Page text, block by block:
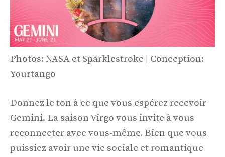
Photos: NASA et Sparklestroke | Conception:
Yourtango
Donnez le ton à ce que vous espérez recevoir
Gemini. La saison Virgo vous invite à vous
reconnecter avec vous-même. Bien que vous
puissiez avoir une vie sociale et romantique